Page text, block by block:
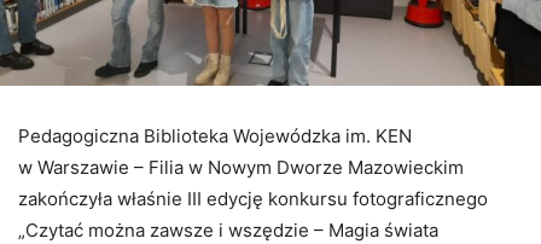
Pedagogiczna Biblioteka Wojewódzka im. KEN
w Warszawie – Filia w Nowym Dworze Mazowieckim
zakończyła właśnie III edycję konkursu fotograficznego
„Czytać można zawsze i wszędzie – Magia świata